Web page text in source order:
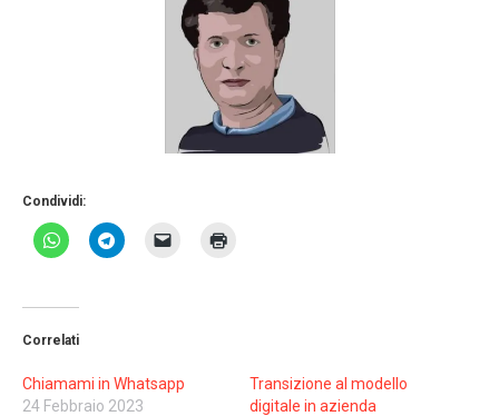
Condividi:
Correlati
Chiamami in Whatsapp
24 Febbraio 2023
Transizione al modello
digitale in azienda